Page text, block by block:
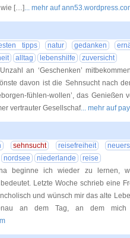
wie […]... mehr auf
tipps natur gedanken
alltag lebenshilfe
zuversicht
an ‘Geschenken’
davon ist die Sehnsucht nach
fühlen-wollen’, das
vertrauter Gesellschaf... mehr auf
sehnsucht reisefreiheit
nordsee niederlande
reise
beginne ich wieder zu lernen,
Letzte Woche schrieb eine
und wünsch mir das alte
an dem Tag, an dem mich